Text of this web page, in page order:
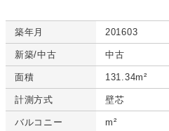
築年月 201603
新築/中古 中古
面積 131.34m²
計測方式 壁芯
バルコニー m²